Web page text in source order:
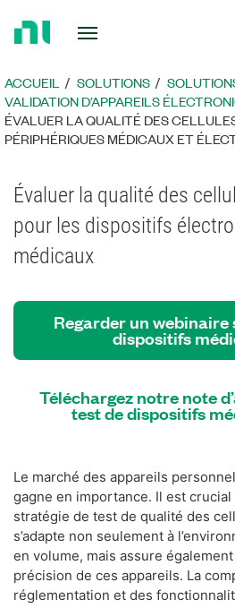
page
d’accueil
ACCUEIL SOLUTIONS
VALIDATION D’APPAREILS
ÉVALUER LA QUALITÉ DES
PÉRIPHÉRIQUES MÉDICAUX ET
Évaluer la qualité des
pour les dispositifs
médicaux
Regarder un webinaire
dispositifs
Téléchargez notre note
test de dispositifs
Le marché des appareils
gagne en importance. Il est
stratégie de test de qualité des
s’adapte non seulement à
en volume, mais assure
précision de ces appareils. La
réglementation et des